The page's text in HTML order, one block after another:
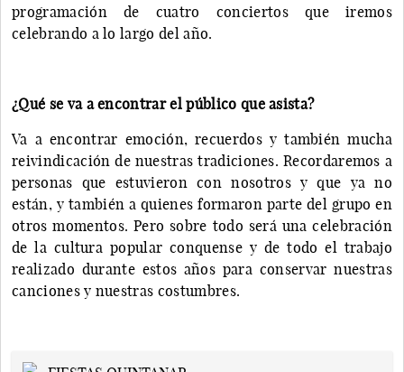
programación de cuatro conciertos que iremos
celebrando a lo largo del año.
¿Qué se va a encontrar el público que asista?
Va a encontrar emoción, recuerdos y también mucha
reivindicación de nuestras tradiciones. Recordaremos a
personas que estuvieron con nosotros y que ya no
están, y también a quienes formaron parte del grupo en
otros momentos. Pero sobre todo será una celebración
de la cultura popular conquense y de todo el trabajo
realizado durante estos años para conservar nuestras
canciones y nuestras costumbres.